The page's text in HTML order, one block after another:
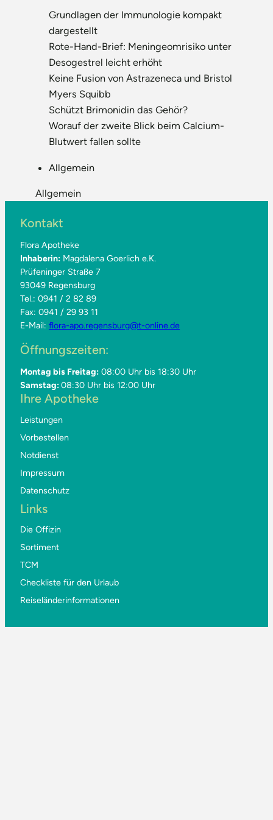
Grundlagen der Immunologie kompakt
dargestellt
Rote-Hand-Brief: Meningeomrisiko unter
Desogestrel leicht erhöht
Keine Fusion von Astrazeneca und Bristol
Myers Squibb
Schützt Brimonidin das Gehör?
Worauf der zweite Blick beim Calcium-
Blutwert fallen sollte
Allgemein
Allgemein
Kontakt
Flora Apotheke
Inhaberin: Magdalena Goerlich e.K.
Prüfeninger Straße 7
93049 Regensburg
Tel.: 0941 / 2 82 89
Fax: 0941 / 29 93 11
E-Mail:flora-apo.regensburg@t-online.de
Öffnungszeiten:
Montag bis Freitag: 08:00 Uhr bis 18:30 Uhr
Samstag:08:30 Uhr bis 12:00 Uhr
Ihre Apotheke
Leistungen
Vorbestellen
Notdienst
Impressum
Datenschutz
Links
Die Offizin
Sortiment
TCM
Checkliste für den Urlaub
Reiseländerinformationen